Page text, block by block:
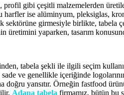
gibi çeşitli malzemelerden
harfler ise alüminyum, pleksiglas,
sektörüne girmesiyle birlikte, tabela
üretimini yaparken, tasarım
tabela şekli ile ilgili seçim
ve genellikle içeriğinde
doğru yansıtır. Örneğin fastfood
Adana tabela firmamız, bütün bu